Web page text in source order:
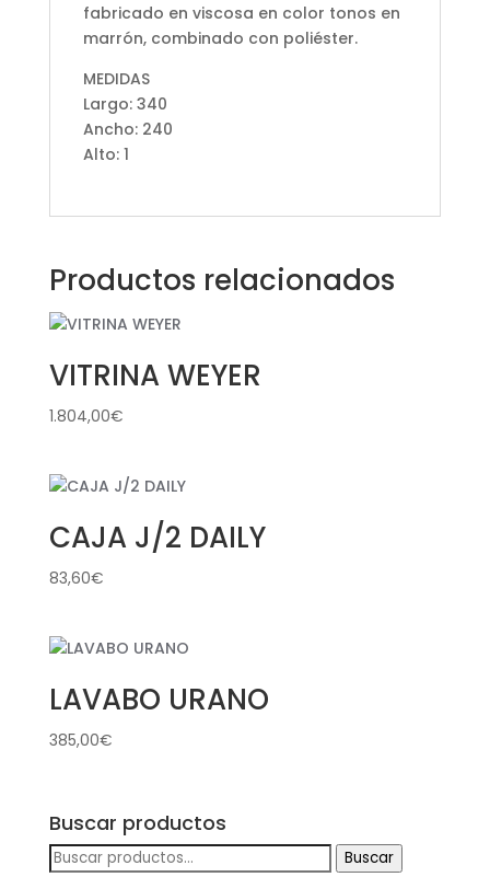
fabricado en viscosa en color tonos en
marrón, combinado con poliéster.
MEDIDAS
Largo: 340
Ancho: 240
Alto: 1
Productos relacionados
VITRINA WEYER
1.804,00€
CAJA J/2 DAILY
83,60€
LAVABO URANO
385,00€
Buscar productos
Buscar
Buscar